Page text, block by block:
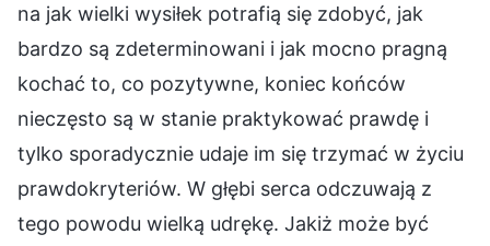
na jak wielki wysiłek potrafią się zdobyć, jak
bardzo są zdeterminowani i jak mocno pragną
kochać to, co pozytywne, koniec końców
nieczęsto są w stanie praktykować prawdę i
tylko sporadycznie udaje im się trzymać w życiu
prawdokryteriów. W głębi serca odczuwają z
tego powodu wielką udrękę. Jakiż może być